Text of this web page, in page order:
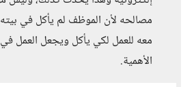
مصالحه لأن الموظف لم يأكل في
معه للعمل لكي يأكل ويجعل العمل
الأهمية.